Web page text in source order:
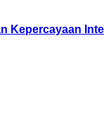
Kepercayaan